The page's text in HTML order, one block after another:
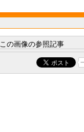
この画像の参照記事